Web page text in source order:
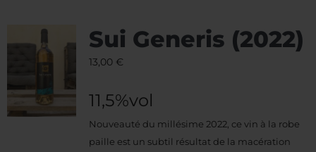
Sui Generis (2022)
13,00 €
11,5%vol
Nouveauté du millésime 2022, ce vin à la robe
paille est un subtil résultat de la macération